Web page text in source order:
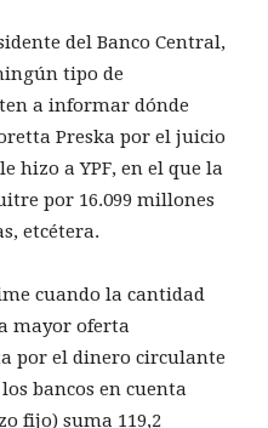
del Banco Central,
tipo de
a informar dónde
Preska por el juicio
hizo a YPF, en el que la
por 16.099 millones
etcétera.
cuando la cantidad
mayor oferta
por el dinero circulante
bancos en cuenta
fijo) suma 119,2